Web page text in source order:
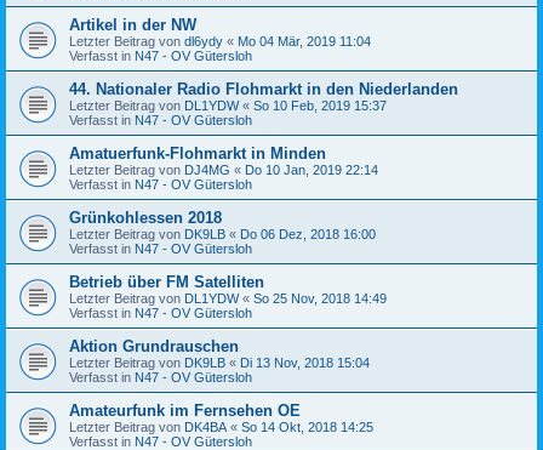
Artikel in der NW
Letzter Beitrag von dl6ydy « Mo 04 Mär, 2019 11:04
Verfasst in N47 - OV Gütersloh
44. Nationaler Radio Flohmarkt in den Niederlanden
Letzter Beitrag von DL1YDW« So 10 Feb, 2019 15:37
Verfasst in N47 - OV Gütersloh
Amatuerfunk-Flohmarkt in Minden
Letzter Beitrag von DJ4MG « Do 10 Jan, 2019 22:14
Verfasst in N47 - OV Gütersloh
Grünkohlessen 2018
Letzter Beitrag von DK9LB « Do 06 Dez, 2018 16:00
Verfasst in N47 - OV Gütersloh
Betrieb über FM Satelliten
Letzter Beitrag von DL1YDW« So 25 Nov, 2018 14:49
Verfasst in N47 - OV Gütersloh
Aktion Grundrauschen
Letzter Beitrag von DK9LB « Di 13 Nov, 2018 15:04
Verfasst in N47 - OV Gütersloh
Amateurfunk im Fernsehen OE
Letzter Beitrag von DK4BA « So 14 Okt, 2018 14:25
Verfasst in N47 - OV Gütersloh